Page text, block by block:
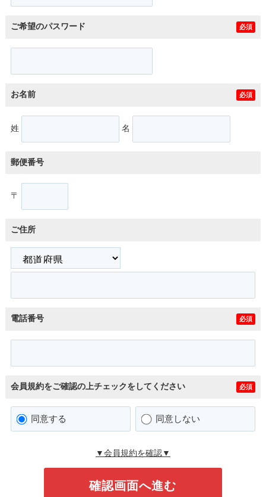
ご希望のパスワード 必須
お名前 必須
姓 名
郵便番号
〒
ご住所
電話番号 必須
会員規約をご確認の上チェックをしてください 必須
同意する 同意しない
▼会員規約を確認▼